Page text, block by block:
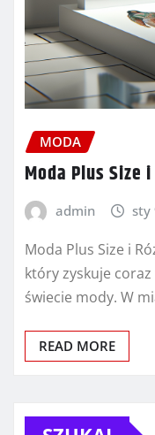
MODA
Moda Plus Size
admin sty
Moda Plus Size i
który zyskuje
świecie mody. W
READ MORE